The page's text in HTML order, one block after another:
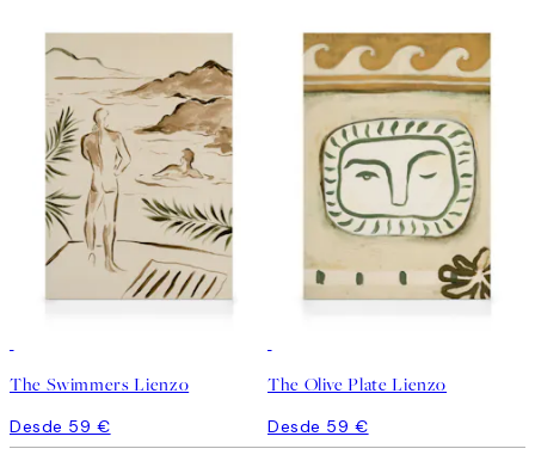
The Swimmers Lienzo
Desde 59 €
The Olive Plate Lienzo
Desde 59 €